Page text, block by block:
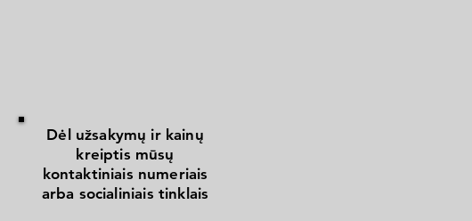
Dėl užsakymų ir kainų
kreiptis mūsų
kontaktiniais numeriais
arba socialiniais tinklais